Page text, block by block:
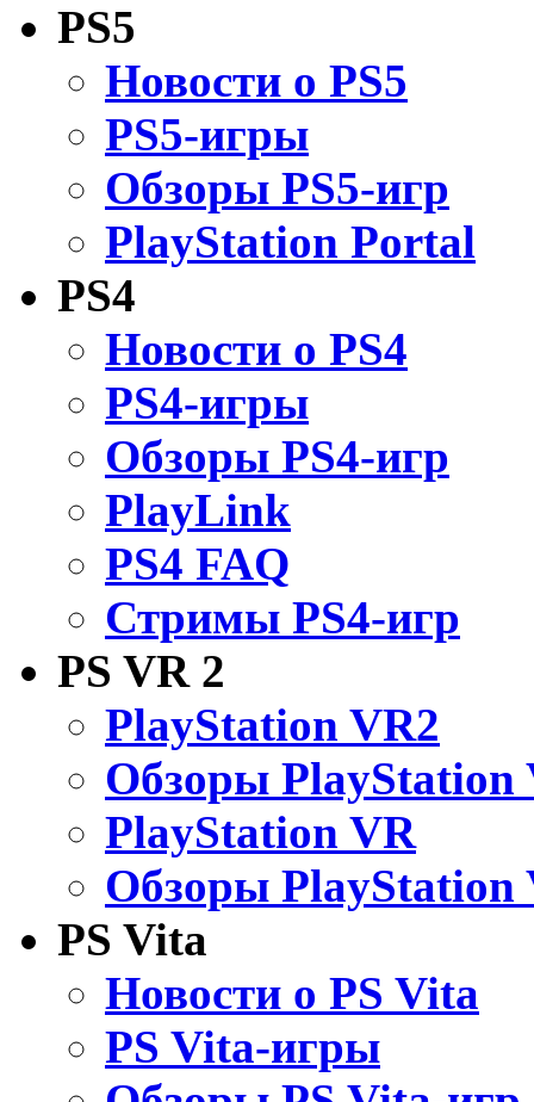
PS5
Новости о PS5
PS5-игры
Обзоры PS5-игр
PlayStation Portal
PS4
Новости о PS4
PS4-игры
Обзоры PS4-игр
PlayLink
PS4 FAQ
Стримы PS4-игр
PS VR 2
PlayStation VR2
Обзоры PlayStation
PlayStation VR
Обзоры PlayStation
PS Vita
Новости о PS Vita
PS Vita-игры